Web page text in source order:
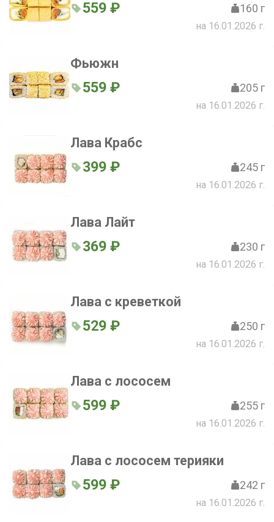
559 ₽ 160 г
на 16.01.2026 г.
Фьюжн
559 ₽ 205 г
на 16.01.2026 г.
Лава Крабс
399 ₽ 245 г
на 16.01.2026 г.
Лава Лайт
369 ₽ 230 г
на 16.01.2026 г.
Лава с креветкой
529 ₽ 250 г
на 16.01.2026 г.
Лава с лососем
599 ₽ 255 г
на 16.01.2026 г.
Лава с лососем терияки
599 ₽ 242 г
на 16.01.2026 г.